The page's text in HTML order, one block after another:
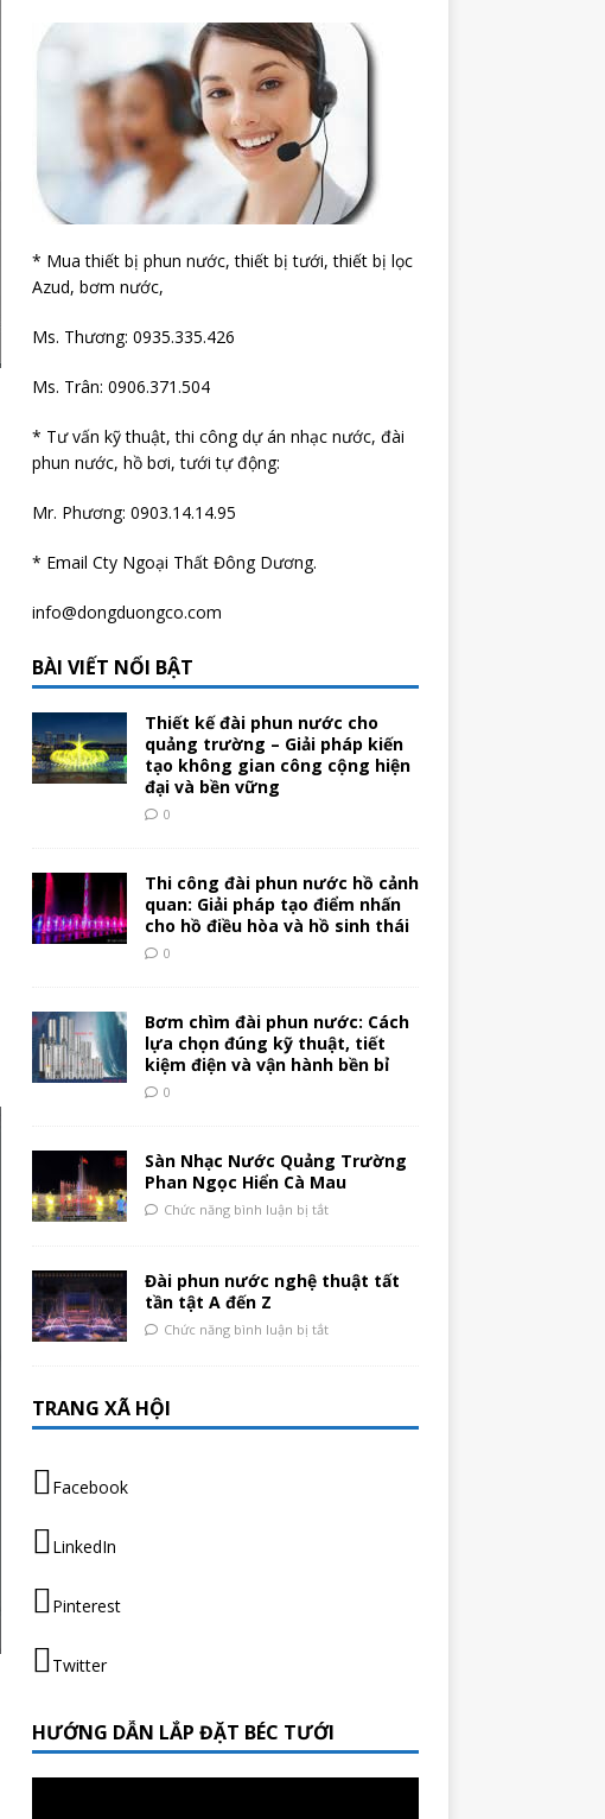
* Mua thiết bị phun nước, thiết bị tưới, thiết bị lọc
Azud, bơm nước,
Ms. Thương: 0935.335.426
Ms. Trân: 0906.371.504
* Tư vấn kỹ thuật, thi công dự án nhạc nước, đài
phun nước, hồ bơi, tưới tự động:
Mr. Phương: 0903.14.14.95
* Email Cty Ngoại Thất Đông Dương.
info@dongduongco.com
BÀI VIẾT NỔI BẬT
Thiết kế đài phun nước cho
quảng trường – Giải pháp kiến
tạo không gian công cộng hiện
đại và bền vững
0
Thi công đài phun nước hồ cảnh
quan: Giải pháp tạo điểm nhấn
cho hồ điều hòa và hồ sinh thái
0
Bơm chìm đài phun nước: Cách
lựa chọn đúng kỹ thuật, tiết
kiệm điện và vận hành bền bỉ
0
Sàn Nhạc Nước Quảng Trường
Phan Ngọc Hiển Cà Mau
Chức năng bình luận bị tắt
Đài phun nước nghệ thuật tất
tần tật A đến Z
Chức năng bình luận bị tắt
TRANG XÃ HỘI
Facebook
LinkedIn
Pinterest
Twitter
HƯỚNG DẪN LẮP ĐẶT BÉC TƯỚI